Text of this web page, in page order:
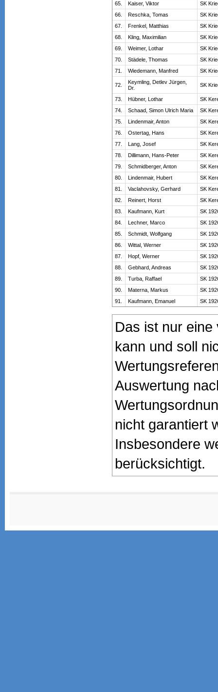
65.
Kaiser, Viktor
SK
66.
Reschka, Tomas
SK
67.
Frenkel, Matthias
SK
68.
Kling, Maximilian
SK
69.
Weimer, Lothar
SK
70.
Städele, Thomas
SK
71.
Wiedemann, Manfred SK
72.
Keymling, Detlev Jürgen,
Dr.
SK
73. Hübner, Lothar
SK
74.
Schaad, Simon Ulrich Maria
SK
75.
Lindenmair, Anton
SK
76.
Ostertag, Hans
SK
77.
Lang, Josef
SK
78.
Dillimann, Hans-Peter
SK
79.
Schmidberger, Anton
SK
80.
Lindenmair, Hubert
SK
81.
Vaclahovsky, Gerhard
SK
82.
Reinert, Horst
SK
83.
Kaufmann, Kurt
SK
84.
Lechner, Marco
SK
85.
Schmidt, Wolfgang
SK
86.
Wittal, Werner
SK
87.
Hopf, Werner
SK
88.
Gebhard, Andreas
SK
89.
Turba, Raffael
SK
90.
Materna, Markus
SK
91.
Kaufmann, Emanuel SK
Das ist nur
kann und soll
Auswertung
nicht garantiert
Insbesondere
berücksichtigt.